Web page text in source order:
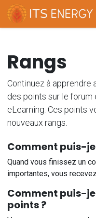
Se rendre au contenu
Rangs
Continuez à apprendre
des points sur le forum
eLearning. Ces points
nouveaux rangs.
Comment puis-
Quand vous finissez un
importantes, vous
Comment puis-
points ?